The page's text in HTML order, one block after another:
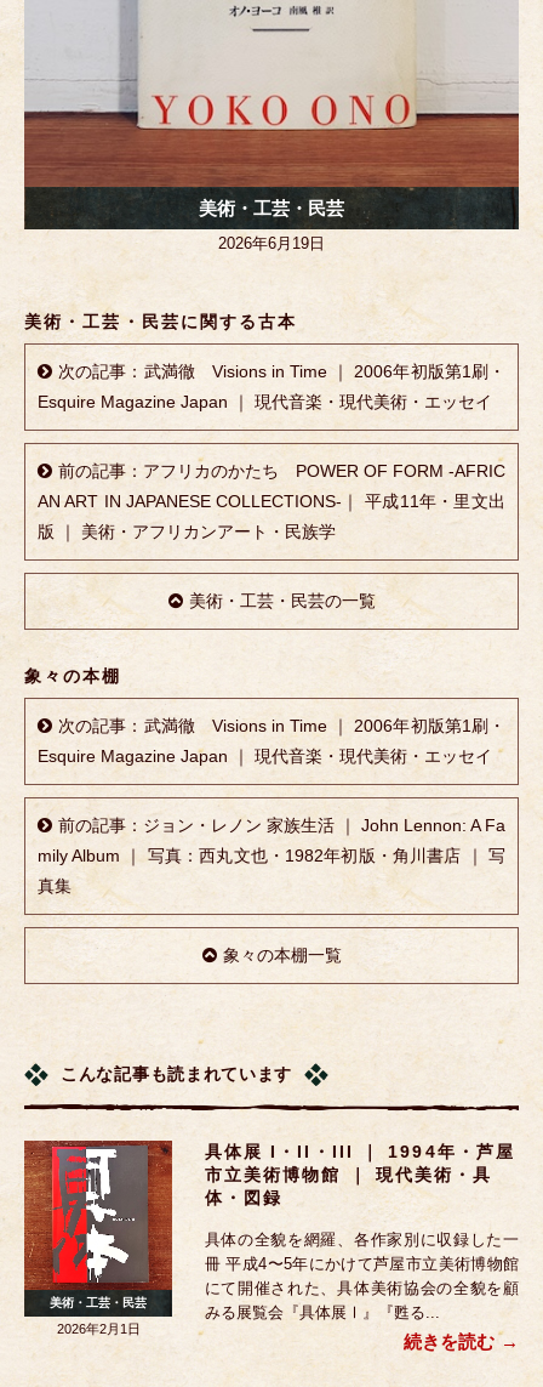
美術・工芸・民芸
2026年6月19日
美術・工芸・民芸に関する古本
次の記事：武満徹 Visions in Time ｜ 2006年初版第1刷・
Esquire Magazine Japan ｜ 現代音楽・現代美術・エッセイ
前の記事：アフリカのかたち POWER OF FORM -AFRIC
AN ART IN JAPANESE COLLECTIONS-｜ 平成11年・里文出
版 ｜ 美術・アフリカンアート・民族学
美術・工芸・民芸の一覧
象々の本棚
次の記事：武満徹 Visions in Time ｜ 2006年初版第1刷・
Esquire Magazine Japan ｜ 現代音楽・現代美術・エッセイ
前の記事：ジョン・レノン 家族生活 ｜ John Lennon: A Fa
mily Album ｜ 写真：西丸文也・1982年初版・角川書店 ｜ 写
真集
象々の本棚一覧
こんな記事も読まれています
具体展 I・II・III ｜ 1994年・芦屋
市立美術博物館 ｜ 現代美術・具
体・図録
具体の全貌を網羅、各作家別に収録した一
冊 平成4〜5年にかけて芦屋市立美術博物館
にて開催された、具体美術協会の全貌を顧
みる展覧会『具体展Ⅰ』『甦る...
続きを読む
美術・工芸・民芸
2026年2月1日